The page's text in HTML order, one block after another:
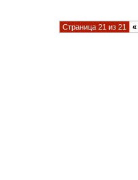
Страница 21 из 21 «